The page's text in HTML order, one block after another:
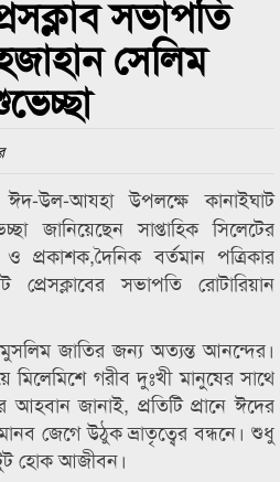
সভাপতি
সেলিম
ঈদ-উল-আযহা উপলক্ষে কানাইঘাট
জানিয়েছেন সাপ্তাহিক সিলেটের
বর্তমান পত্রিকার
প্রেসক্লাবের সভাপতি রোটারিয়ান
জাতির জন্য অত্যন্ত আনন্দের।
মিলেমিশে গরীব দুঃখী মানুষের সাথে
জানাই, প্রতিটি প্রানে ঈদের
জেগে উঠুক ভ্রাতৃত্বের বন্ধনে। শুধু
হোক আজীবন।